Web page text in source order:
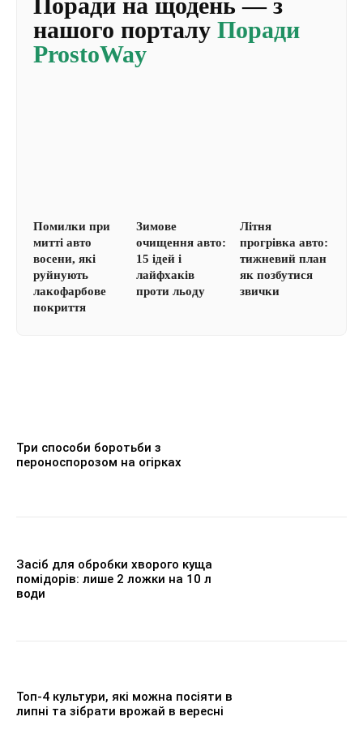
нашого порталу Поради
ProstoWay
Помилки при
митті авто
восени, які
руйнують
лакофарбове
покриття
Зимове
очищення авто:
15 ідей і
лайфхаків
проти льоду
Літня
прогрівка авто:
тижневий план
як позбутися
звички
Три способи боротьби з
пероноспорозом на огірках
Засіб для обробки хворого куща
помідорів: лише 2 ложки на 10 л
води
Топ-4 культури, які можна посіяти в
липні та зібрати врожай в вересні